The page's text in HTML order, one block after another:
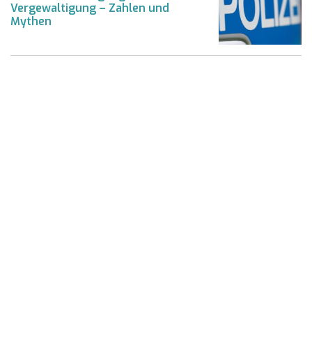
Vergewaltigung – Zahlen und
Mythen